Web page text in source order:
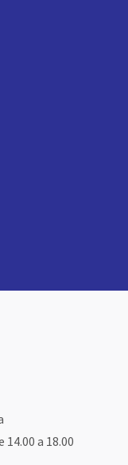
14.00 a 18.00